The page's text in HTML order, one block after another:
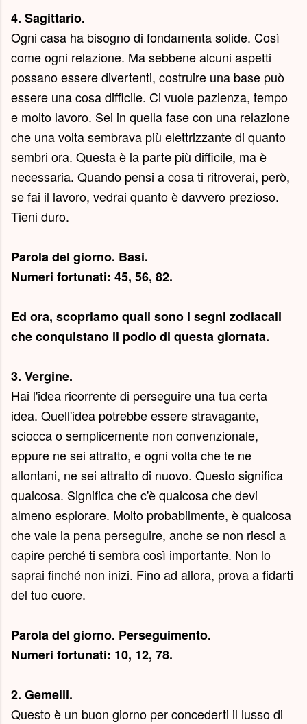
4. Sagittario.
Ogni casa ha bisogno di fondamenta solide. Così
come ogni relazione. Ma sebbene alcuni aspetti
possano essere divertenti, costruire una base può
essere una cosa difficile. Ci vuole pazienza, tempo
e molto lavoro. Sei in quella fase con una relazione
che una volta sembrava più elettrizzante di quanto
sembri ora. Questa è la parte più difficile, ma è
necessaria. Quando pensi a cosa ti ritroverai, però,
se fai il lavoro, vedrai quanto è davvero prezioso.
Tieni duro.
Parola del giorno. Basi.
Numeri fortunati: 45, 56, 82.
Ed ora, scopriamo quali sono i segni zodiacali
che conquistano il podio di questa giornata.
3. Vergine.
Hai l'idea ricorrente di perseguire una tua certa
idea. Quell'idea potrebbe essere stravagante,
sciocca o semplicemente non convenzionale,
eppure ne sei attratto, e ogni volta che te ne
allontani, ne sei attratto di nuovo. Questo significa
qualcosa. Significa che c'è qualcosa che devi
almeno esplorare. Molto probabilmente, è qualcosa
che vale la pena perseguire, anche se non riesci a
capire perché ti sembra così importante. Non lo
saprai finché non inizi. Fino ad allora, prova a fidarti
del tuo cuore.
Parola del giorno. Perseguimento.
Numeri fortunati: 10, 12, 78.
2. Gemelli.
Questo è un buon giorno per concederti il lusso di